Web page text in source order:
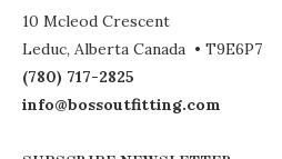
10 Mcleod Crescent
Leduc, Alberta Canada • T9E6P7
(780) 717-2825
info@bossoutfitting.com